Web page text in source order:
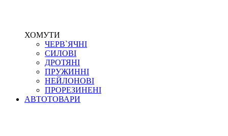
ХОМУТИ
ЧЕРВ`ЯЧНІ
СИЛОВІ
ДРОТЯНІ
ПРУЖИННІ
НЕЙЛОНОВІ
ПРОРЕЗИНЕНІ
АВТОТОВАРИ